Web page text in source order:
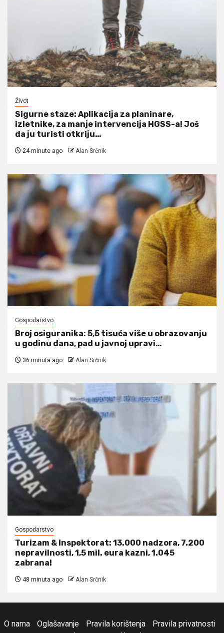
Život
Sigurne staze: Aplikacija za planinare,
izletnike, za manje intervencija HGSS-a! Još
da ju turisti otkriju…
24 minute ago Alan Srčnik
Gospodarstvo
Broj osiguranika: 5,5 tisuća više u obrazovanju
u godinu dana, pad u javnoj upravi…
36 minuta ago Alan Srčnik
Gospodarstvo
Turizam & Inspektorat: 13.000 nadzora, 7.200
nepravilnosti, 1,5 mil. eura kazni, 1.045
zabrana!
48 minuta ago Alan Srčnik
O nama Oglašavanje Pravila korištenja
Pravila privatnosti